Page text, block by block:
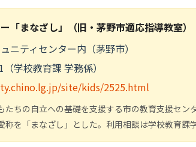
「まなざし」（旧・茅野市適応指導教室）
ニティセンター内（茅野市）
学校教育課 学務係）
site/kids/2525.html
たちの自立への基礎を支援する市の教育支援セン
を「まなざし」とした。利用相談は学校教育課